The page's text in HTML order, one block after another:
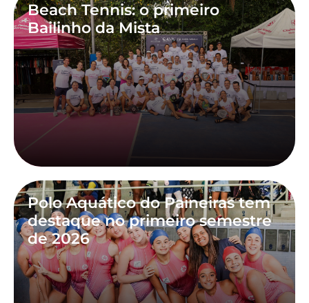
Beach Tennis: o primeiro
Bailinho da Mista
Polo Aquático do Paineiras tem
destaque no primeiro semestre
de 2026